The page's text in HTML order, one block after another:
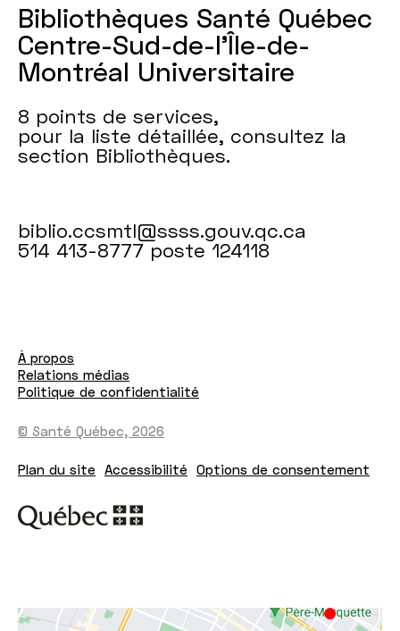
Bibliothèques Santé Québec
Centre-Sud-de-l’Île-de-
Montréal Universitaire
8 points de services,
pour la liste détaillée, consultez la
section Bibliothèques.
biblio.ccsmtl@ssss.gouv.qc.ca
514 413-8777 poste 124118
© Santé Québec, 2026
Plan du site Accessibilité Options de consentement
À propos
Relations médias
Politique de confidentialité